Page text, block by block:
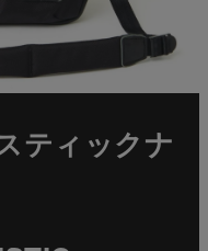
ティックナ